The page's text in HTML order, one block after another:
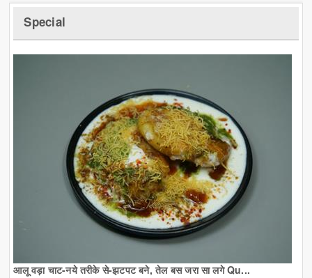
Special
आलू वड़ा चाट-नये तरीके से-झटपट बने, तेल बस जरा सा लगे Qu...